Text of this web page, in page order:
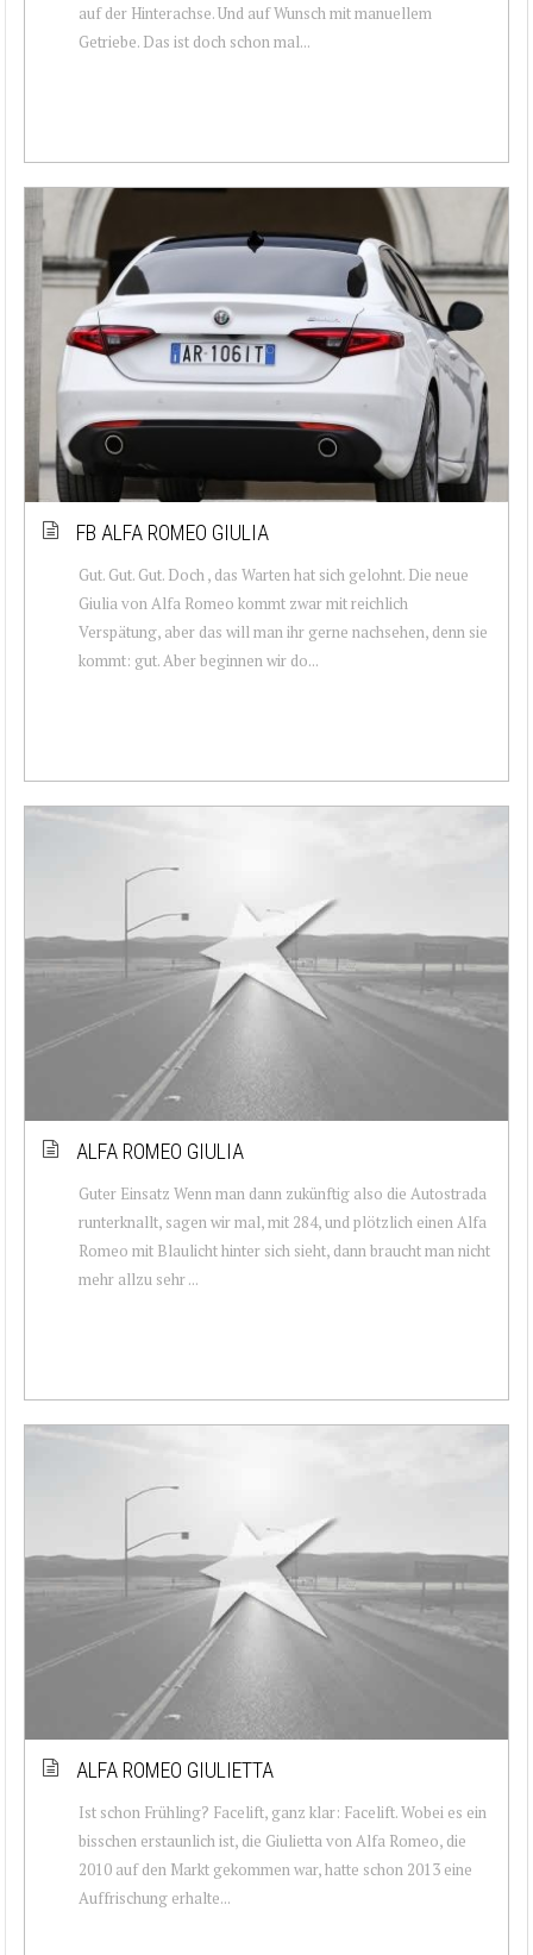
auf der Hinterachse. Und auf Wunsch mit manuellem
Getriebe. Das ist doch schon mal...
FB ALFA ROMEO GIULIA
Gut. Gut. Gut. Doch , das Warten hat sich gelohnt. Die neue
Giulia von Alfa Romeo kommt zwar mit reichlich
Verspätung, aber das will man ihr gerne nachsehen, denn sie
kommt: gut. Aber beginnen wir do...
ALFA ROMEO GIULIA
Guter Einsatz Wenn man dann zukünftig also die Autostrada
runterknallt, sagen wir mal, mit 284, und plötzlich einen Alfa
Romeo mit Blaulicht hinter sich sieht, dann braucht man nicht
mehr allzu sehr ...
ALFA ROMEO GIULIETTA
Ist schon Frühling? Facelift, ganz klar: Facelift. Wobei es ein
bisschen erstaunlich ist, die Giulietta von Alfa Romeo, die
2010 auf den Markt gekommen war, hatte schon 2013 eine
Auffrischung erhalte...